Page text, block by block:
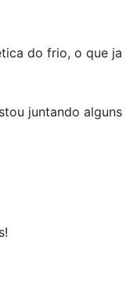
do frio, o que ja
juntando alguns